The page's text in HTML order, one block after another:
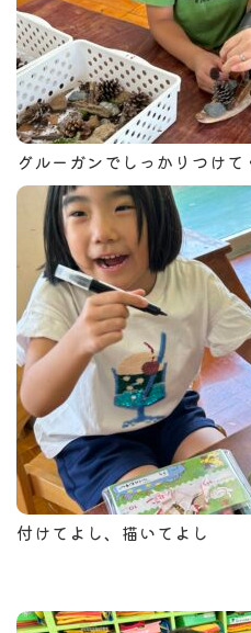
グルーガンでしっかりつけ
付けてよし、描いてよし